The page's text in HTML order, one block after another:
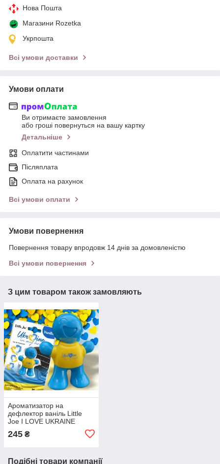
Нова Пошта
Магазини Rozetka
Укрпошта
Всі умови доставки
Умови оплати
Ви отримаєте замовлення
або гроші повернуться на вашу картку
Детальніше
Оплатити частинами
Післяплата
Оплата на рахунок
Всі умови оплати
Умови повернення
Повернення товару впродовж 14 днів за домовленістю
Всі умови повернення
З цим товаром також замовляють
Ароматизатор на
дефлектор ваніль Little
Joe I LOVE UKRAINE
245 ₴
Подібні товари компанії